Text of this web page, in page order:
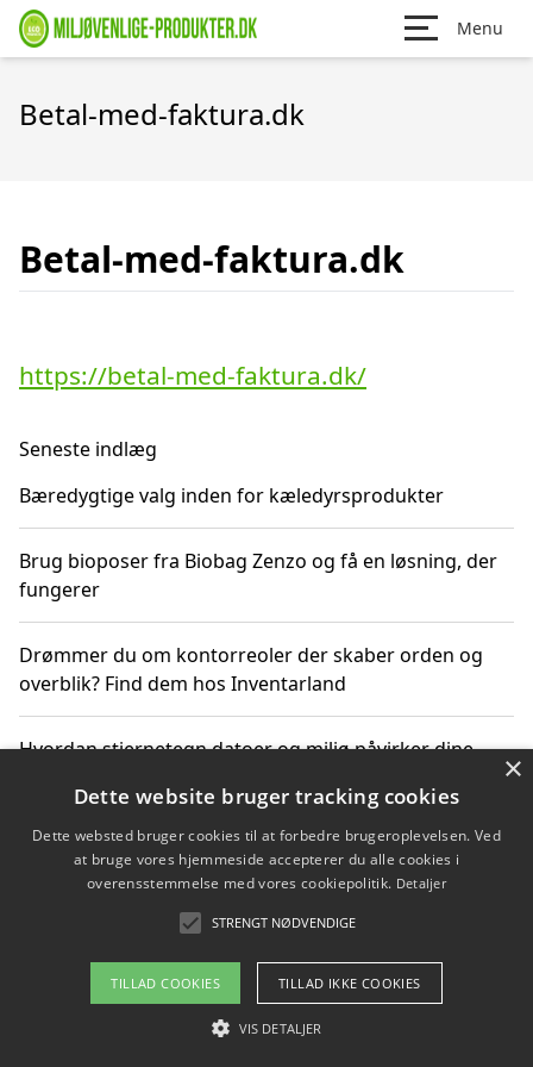
Menu
Betal-med-faktura.dk
Betal-med-faktura.dk
https://betal-med-faktura.dk/
Seneste indlæg
Bæredygtige valg inden for kæledyrsprodukter
Brug bioposer fra Biobag Zenzo og få en løsning, der
fungerer
Drømmer du om kontorreoler der skaber orden og
overblik? Find dem hos Inventarland
Hvordan stjernetegn datoer og miljø påvirker dine
Bæredygtige gadgets til en grønnere hverdag
Om / kontakt
Blog Betingelser
×
Dette website bruger tracking cookies
Dette websted bruger cookies til at forbedre brugeroplevelsen. Ved
at bruge vores hjemmeside accepterer du alle cookies i
overensstemmelse med vores cookiepolitik. Detaljer
STRENGT NØDVENDIGE
TILLAD COOKIES TILLAD IKKE COOKIES
VIS DETALJER